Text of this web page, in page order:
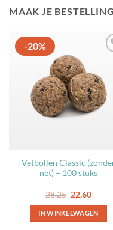
MAAK JE
-20%
Vetbollen Classic
net) – 100 stuks
28,25
prijs
was:
28,25.
22,60
is:
22,60.
IN WINKELWAGEN